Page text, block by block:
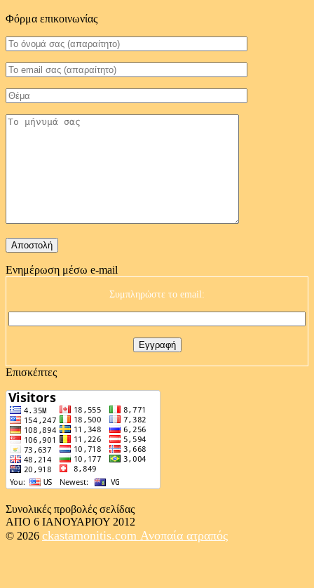
Φόρμα επικοινωνίας
Ενημέρωση μέσω e-mail
Συμπληρώστε το email:
Επισκέπτες
Συνολικές προβολές σελίδας
ΑΠΟ 6 ΙΑΝΟΥΑΡΙΟΥ 2012
© 2026 ckastamonitis.com Ανοπαία ατραπός